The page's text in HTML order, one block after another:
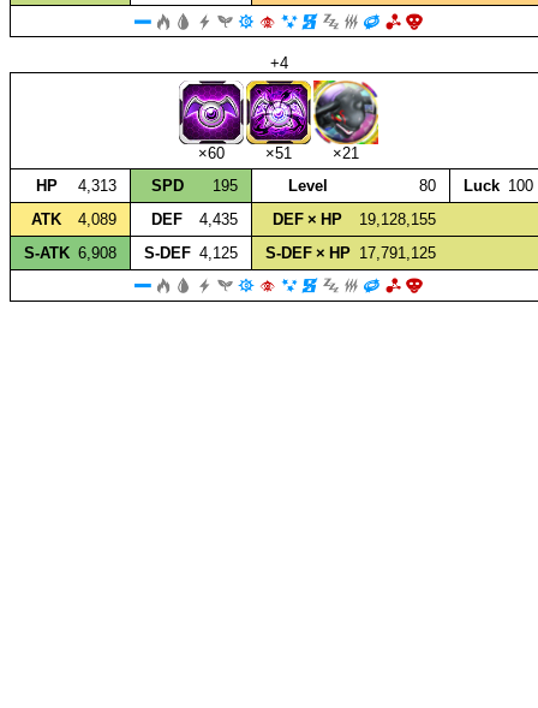
+4
×60 ×51
×21
HP
4,313 SPD 195 Level 80 Luck 100
ATK
4,089 DEF 4,435 DEF × HP
19,128,155
S‑ATK 6,908 S‑DEF 4,125 S‑DEF × HP 17,791,125